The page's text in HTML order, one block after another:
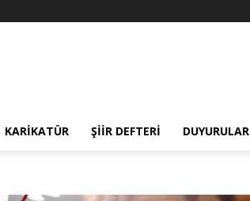
KARIKATÜR ŞIIR DEFTERI DUYURULAR